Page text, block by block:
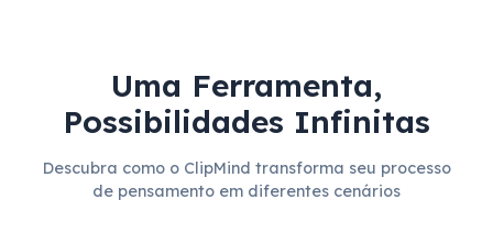
Uma Ferramenta,
Possibilidades Infinitas
Descubra como o ClipMind transforma seu processo
de pensamento em diferentes cenários